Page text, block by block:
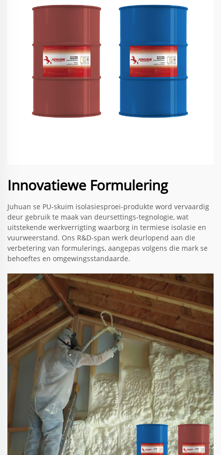
Innovatiewe Formulering
Juhuan se PU-skuim isolasiesproei-produkte word vervaardig
deur gebruik te maak van deursettings-tegnologie, wat
uitstekende werkverrigting waarborg in termiese isolasie en
vuurweerstand. Ons R&D-span werk deurlopend aan die
verbetering van formulerings, aangepas volgens die mark se
behoeftes en omgewingsstandaarde.